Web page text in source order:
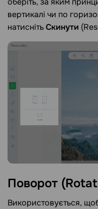
вертикалі чи по
натиснітьСкинути
Поворот
Використовується,